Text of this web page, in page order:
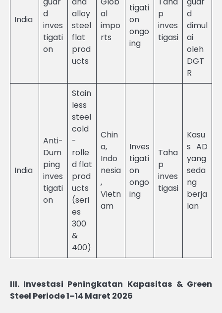
India
d
inves
tigati
on
alloy
steel
flat
prod
ucts
al
impo
rts
tigati
on
ongo
ing
p
inves
tigasi
d
dimul
ai
oleh
DGT
R
India
Anti-
Dum
ping
inves
tigati
on
Stain
less
steel
cold
-
rolle
d flat
prod
ucts
(seri
es
300
&
400)
Chin
a,
Indo
nesia
,
Vietn
am
Inves
tigati
on
ongo
ing
Taha
p
inves
tigasi
Kasu
s AD
yang
seda
ng
berja
lan
III. Investasi Peningkatan Kapasitas & Green
Steel Periode 1–14 Maret 2026